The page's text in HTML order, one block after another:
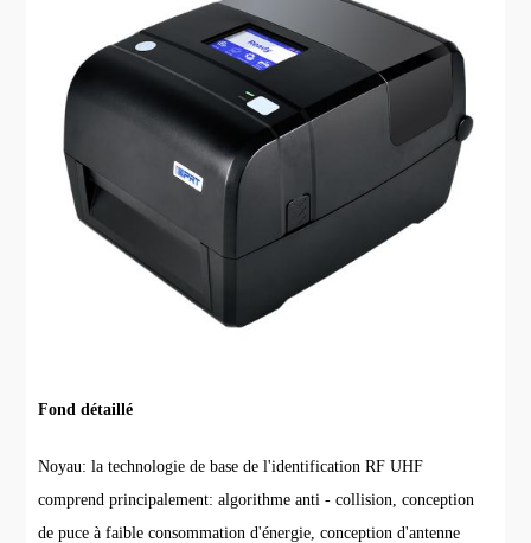
Fond détaillé
Noyau: la technologie de base de l'identification RF UHF
comprend principalement: algorithme anti - collision, conception
de puce à faible consommation d'énergie, conception d'antenne